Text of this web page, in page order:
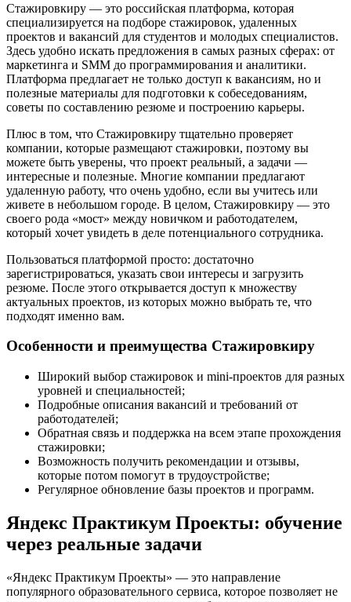
Стажировкиру — это российская платформа, которая
специализируется на подборе стажировок, удаленных
проектов и вакансий для студентов и молодых специалистов.
Здесь удобно искать предложения в самых разных сферах: от
маркетинга и SMM до программирования и аналитики.
Платформа предлагает не только доступ к вакансиям, но и
полезные материалы для подготовки к собеседованиям,
советы по составлению резюме и построению карьеры.
Плюс в том, что Стажировкиру тщательно проверяет
компании, которые размещают стажировки, поэтому вы
можете быть уверены, что проект реальный, а задачи —
интересные и полезные. Многие компании предлагают
удаленную работу, что очень удобно, если вы учитесь или
живете в небольшом городе. В целом, Стажировкиру — это
своего рода «мост» между новичком и работодателем,
который хочет увидеть в деле потенциального сотрудника.
Пользоваться платформой просто: достаточно
зарегистрироваться, указать свои интересы и загрузить
резюме. После этого открывается доступ к множеству
актуальных проектов, из которых можно выбрать те, что
подходят именно вам.
Особенности и преимущества Стажировкиру
Широкий выбор стажировок и mini-проектов для разных
уровней и специальностей;
Подробные описания вакансий и требований от
работодателей;
Обратная связь и поддержка на всем этапе прохождения
стажировки;
Возможность получить рекомендации и отзывы,
которые потом помогут в трудоустройстве;
Регулярное обновление базы проектов и программ.
Яндекс Практикум Проекты: обучение
через реальные задачи
«Яндекс Практикум Проекты» — это направление
популярного образовательного сервиса, которое позволяет не